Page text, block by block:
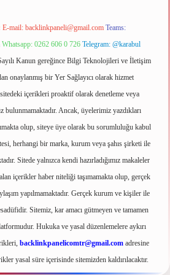
E-mail: backlinkpaneli@gmail.com Teams:
Whatsapp: 0262 606 0 726 Telegram: @karabul
Kanun gereğince Bilgi Teknolojileri ve İletişim
onaylanmış bir Yer Sağlayıcı olarak hizmet
içerikleri proaktif olarak denetleme veya
bulunmamaktadır. Ancak, üyelerimiz yazdıkları
olup, siteye üye olarak bu sorumluluğu kabul
herhangi bir marka, kurum veya şahıs şirketi ile
Sitede yalnızca kendi hazırladığımız makaleler
içerikler haber niteliği taşımamakta olup, gerçek
yapılmamaktadır. Gerçek kurum ve kişiler ile
Sitemiz, kar amacı gütmeyen ve tamamen
Hukuka ve yasal düzenlemelere aykırı
backlinkpanelicomtr@gmail.comadresine
yasal süre içerisinde sitemizden kaldırılacaktır.